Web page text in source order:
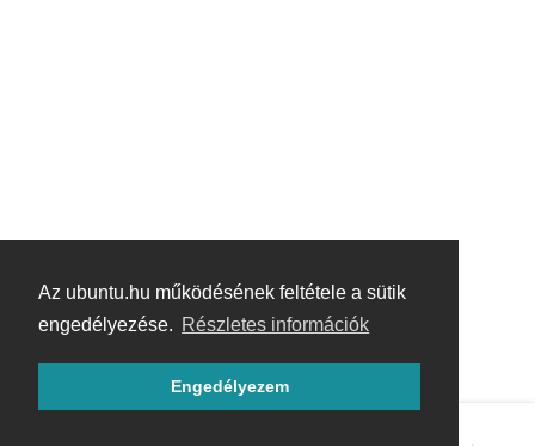
Az ubuntu.hu működésének feltétele a sütik
engedélyezése. Részletes információk
Engedélyezem